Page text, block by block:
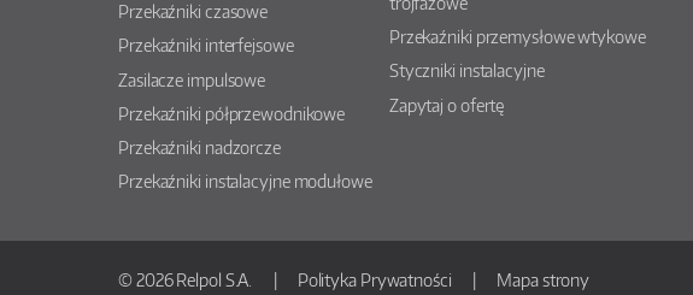
Przekaźniki czasowe
Przekaźniki interfejsowe
Zasilacze impulsowe
Przekaźniki półprzewodnikowe
Przekaźniki nadzorcze
Przekaźniki instalacyjne modułowe
Przekaźniki przemysłowe wtykowe
Styczniki instalacyjne
Zapytaj o ofertę
© 2026 Relpol S.A. Polityka Prywatności Mapa strony